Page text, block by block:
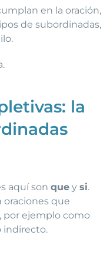
en la oración,
de subordinadas,
la
aquí son que y si.
que
por ejemplo como
indirecto.